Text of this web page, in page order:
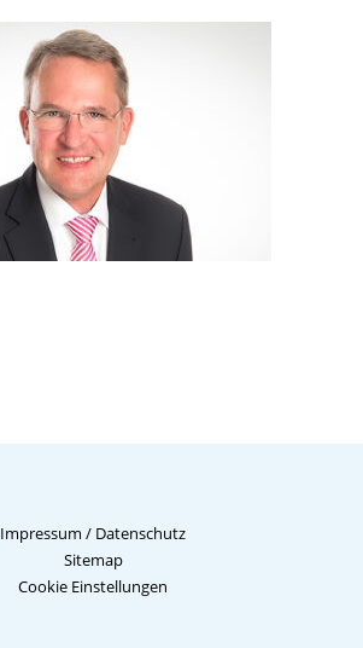
Impressum / Datenschutz
Sitemap
Cookie Einstellungen